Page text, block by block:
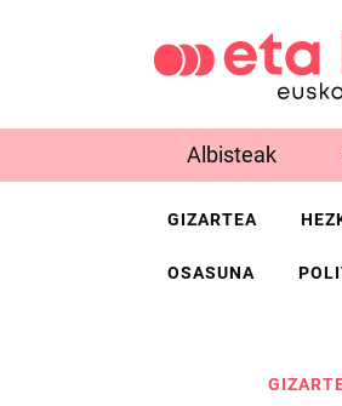
Albisteak
GIZARTEA
OSASUNA